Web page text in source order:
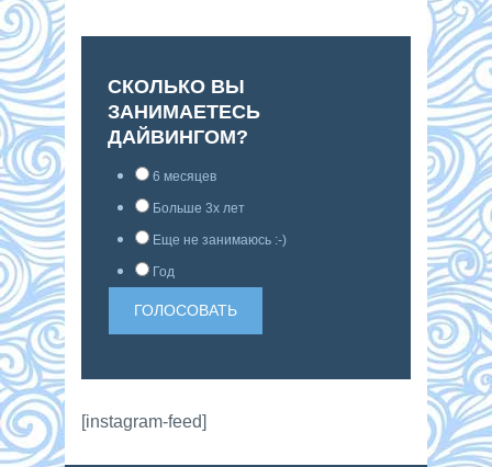
СКОЛЬКО ВЫ
ЗАНИМАЕТЕСЬ
ДАЙВИНГОМ?
6 месяцев
Больше 3х лет
Еще не занимаюсь :-)
Год
[instagram-feed]